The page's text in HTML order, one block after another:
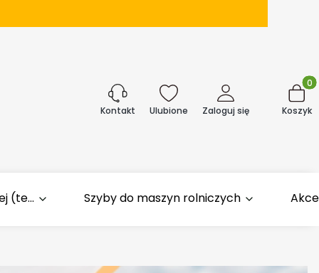
Kontakt Ulubione Zaloguj się Koszyk
(te... Szyby do maszyn rolniczych